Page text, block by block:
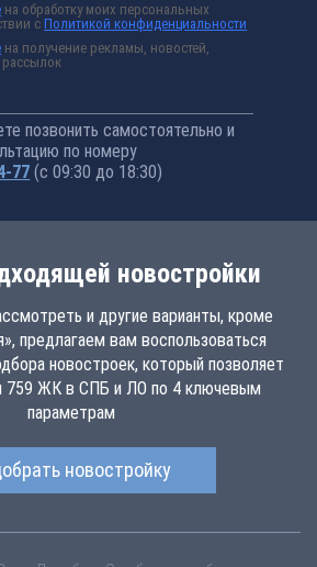
на обработку моих персональных
сПолитикой конфиденциальности
на получение рекламы, новостей,
позвонить самостоятельно и
по номеру
77 (с 09:30 до 18:30)
новостройки
и другие варианты, кроме
предлагаем вам воспользоваться
новостроек, который позволяет
759 ЖК в СПБ и ЛО по 4 ключевым
параметрам
новостройку